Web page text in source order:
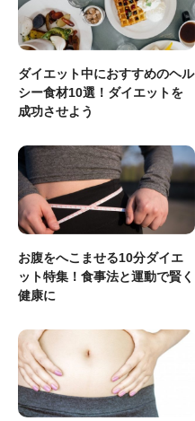
ダイエット中におすすめのヘル
シー食材10選！ダイエットを
成功させよう
お腹をへこませる10分ダイエ
ット特集！食事法と運動で賢く
健康に